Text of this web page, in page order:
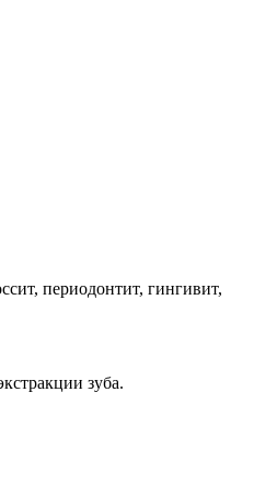
периодонтит, гингивит,
зуба.